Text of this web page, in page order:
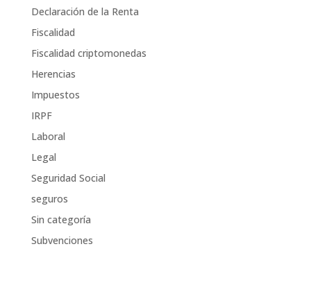
Declaración de la Renta
Fiscalidad
Fiscalidad criptomonedas
Herencias
Impuestos
IRPF
Laboral
Legal
Seguridad Social
seguros
Sin categoría
Subvenciones